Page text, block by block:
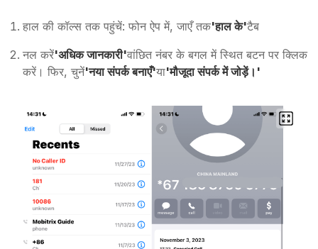
हाल की कॉल्स तक पहुंचें: फोन ऐप में, जाएँ तक'हाल के'टैब
नल करें'अधिक जानकारी'वांछित नंबर के बगल में स्थित बटन पर क्लिक
करें। फिर, चुनें'नया संपर्क बनाएँ'या'मौजूदा संपर्क में जोड़ें।'